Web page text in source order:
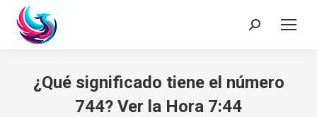
Buscar:
¿Qué significado tiene el número
744? Ver la Hora 7:44